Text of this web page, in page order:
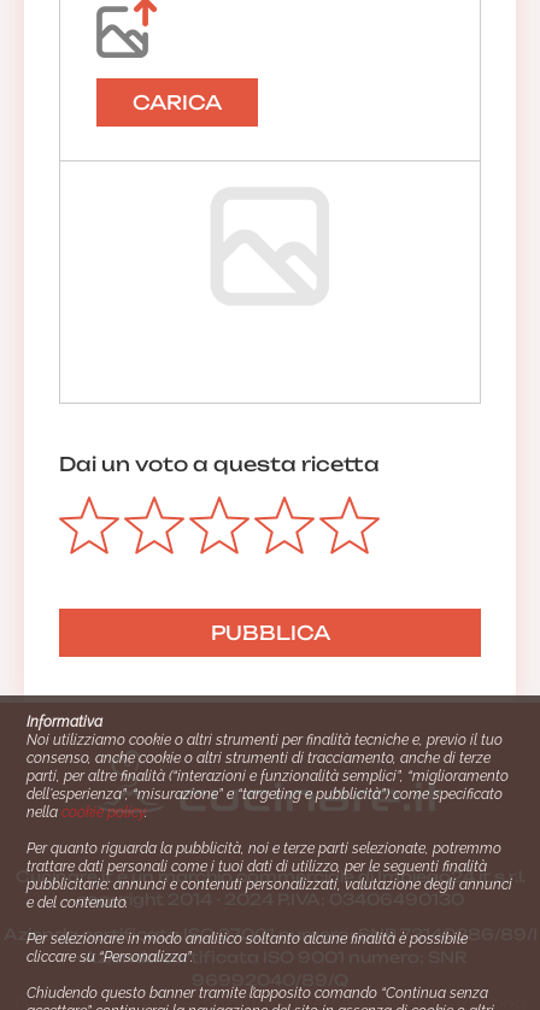
CARICA
Dai un voto a questa ricetta
Cucinare.it è un marchio commerciale di Impiego24.it s.r.l.
copyright 2014 - 2024 P.IVA: 03406490130
Azienda certiﬁcata ISO 27001 numero: SNR 73140386/89/I
- Azienda certiﬁcata ISO 9001 numero: SNR
Gestione consensi e categorie merceologiche marketing
Informativa
Noi utilizziamo cookie o altri strumenti per finalità tecniche e, previo il tuo
consenso, anche cookie o altri strumenti di tracciamento, anche di terze
parti, per altre finalità (“interazioni e funzionalità semplici”, “miglioramento
dell'esperienza”, “misurazione” e “targeting e pubblicità”) come specificato
nellacookie policy.
Per quanto riguarda la pubblicità, noi e terze parti selezionate, potremmo
trattare dati personali come i tuoi dati di utilizzo, per le seguenti finalità
pubblicitarie: annunci e contenuti personalizzati, valutazione degli annunci
e del contenuto.
Per selezionare in modo analitico soltanto alcune finalità è possibile
cliccare su “Personalizza”.
Chiudendo questo banner tramite l’apposito comando “Continua senza